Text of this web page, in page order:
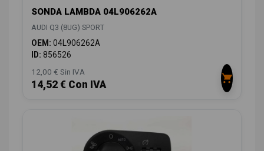
SONDA LAMBDA 04L906262A
AUDI Q3 (8UG) SPORT
OEM: 04L906262A
ID: 856526
12,00 € Sin IVA
14,52 € Con IVA